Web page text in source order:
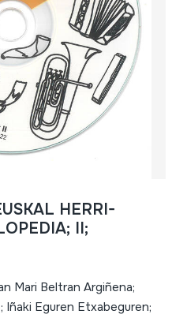
HERRI-
II;
Mari Beltran Argiñena;
Iñaki Eguren Etxabeguren;